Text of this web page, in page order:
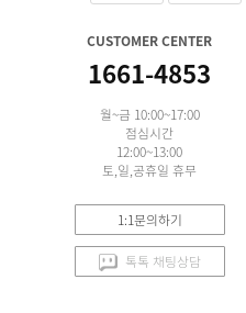
CUSTOMER CENTER
1661-4853
월~금 10:00~17:00
점심시간
12:00~13:00
토,일,공휴일 휴무
1:1문의하기
톡톡 채팅상담